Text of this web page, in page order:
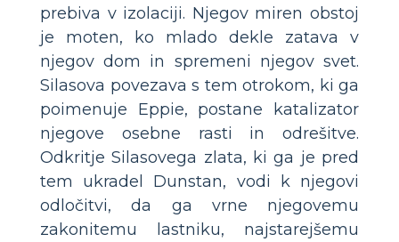
prebiva v izolaciji. Njegov miren obstoj
je moten, ko mlado dekle zatava v
njegov dom in spremeni njegov svet.
Silasova povezava s tem otrokom, ki ga
poimenuje Eppie, postane katalizator
njegove osebne rasti in odrešitve.
Odkritje Silasovega zlata, ki ga je pred
tem ukradel Dunstan, vodi k njegovi
odločitvi, da ga vrne njegovemu
zakonitemu lastniku, najstarejšemu